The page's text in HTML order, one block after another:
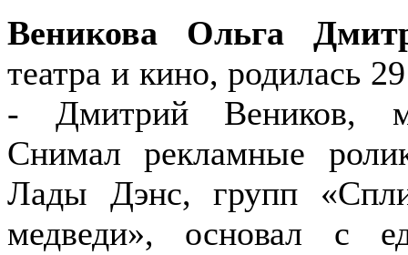
Веникова Ольга
театра и кино, родилась
- Дмитрий Веников,
Снимал рекламные
Лады Дэнс, групп
медведи», основал с